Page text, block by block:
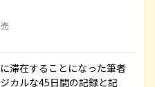
滞在することになった筆者
カルな45日間の記録と記